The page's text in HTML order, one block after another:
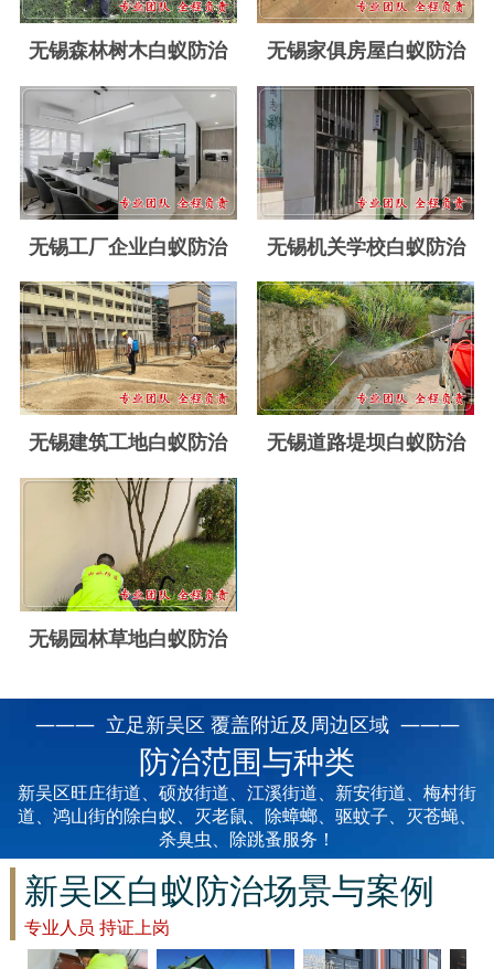
台州白蚁防治
玉环白蚁防治
温岭白蚁防治
临海白蚁防治
三门白蚁防治
天台白蚁防治
仙居白蚁防治
广州白蚁防治
东莞白蚁防治
佛山白蚁防治
云浮白蚁防治
新兴白蚁防治
肇庆白蚁防治
无锡森林树木白蚁防治 无锡家俱房屋白蚁防治
无锡工厂企业白蚁防治 无锡机关学校白蚁防治
无锡建筑工地白蚁防治 无锡道路堤坝白蚁防治
无锡园林草地白蚁防治
——— 立足新吴区 覆盖附近及周边区域 ———
防治范围与种类
新吴区旺庄街道、硕放街道、江溪街道、新安街道、梅村街
道、鸿山街的除白蚁、灭老鼠、除蟑螂、驱蚊子、灭苍蝇、
杀臭虫、除跳蚤服务！
新吴区白蚁防治场景与案例
专业人员 持证上岗